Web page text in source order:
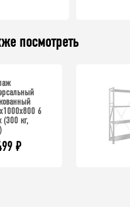
посмотреть
6
(300 кг,
₽